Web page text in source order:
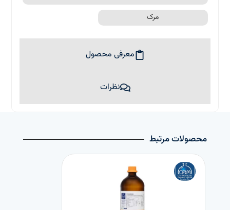
معرفی محصول
نظرات
مرک
محصولات مرتبط